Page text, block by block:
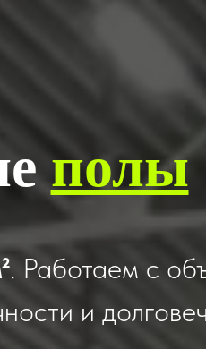
полы
. Работаем с
и